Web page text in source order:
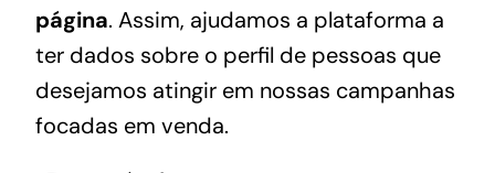
página. Assim, ajudamos a plataforma a
ter dados sobre o perfil de pessoas que
desejamos atingir em nossas campanhas
focadas em venda.